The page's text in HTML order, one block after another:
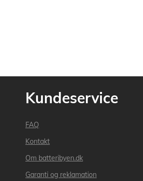
Kundeservice
FAQ
Kontakt
Om batteribyen.dk
Garanti og reklamation